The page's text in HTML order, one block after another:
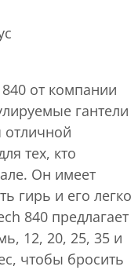
от компании
гантели
отличной
тех, кто
Он имеет
гирь и его легко
840 предлагает
12, 20, 25, 35 и
чтобы бросить